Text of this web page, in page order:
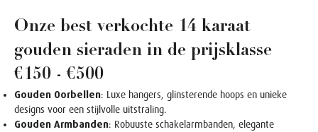
Onze best verkochte 14 karaat
gouden sieraden in de prijsklasse
€150 - €500
Gouden Oorbellen: Luxe hangers, glinsterende hoops en unieke
designs voor een stijlvolle uitstraling.
Gouden Armbanden: Robuuste schakelarmbanden, elegante